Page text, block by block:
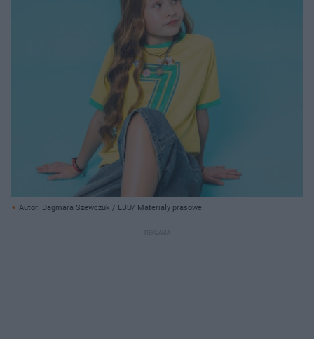
Autor: Dagmara Szewczuk / EBU/ Materiały prasowe